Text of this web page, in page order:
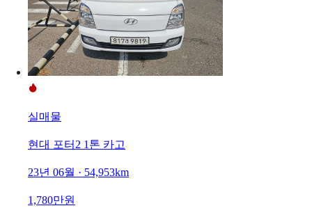
실매물
현대 포터2 1톤 카고
23년 06월 · 54,953km
1,780만원